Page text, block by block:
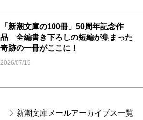
「新潮文庫の100冊」50周年記念作
品 全編書き下ろしの短編が集まった
奇跡の一冊がここに！
2026/07/15
新潮文庫メールアーカイブス一覧